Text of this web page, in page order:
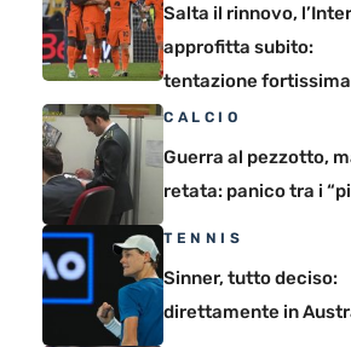
Salta il rinnovo,
approfitta subito:
tentazione fortissima
CALCIO
Guerra al pezzotto,
retata: panico tra i
TENNIS
Sinner, tutto deciso:
direttamente in